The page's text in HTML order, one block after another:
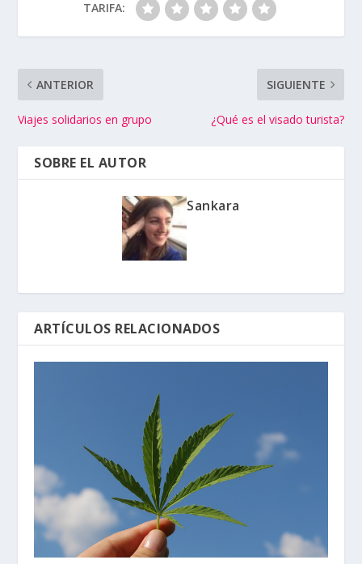
TARIFA:
ANTERIOR
Viajes solidarios en grupo
SIGUIENTE
¿Qué es el visado turista?
SOBRE EL AUTOR
Sankara
ARTÍCULOS RELACIONADOS